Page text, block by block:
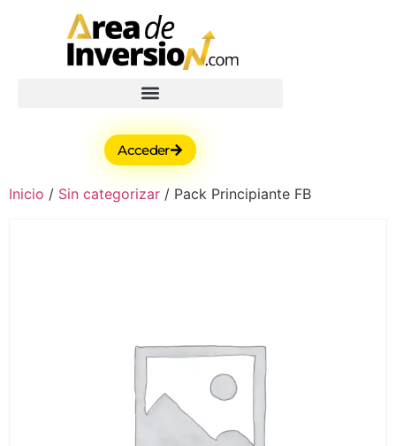
Acceder
Inicio / Sin categorizar / Pack Principiante FB